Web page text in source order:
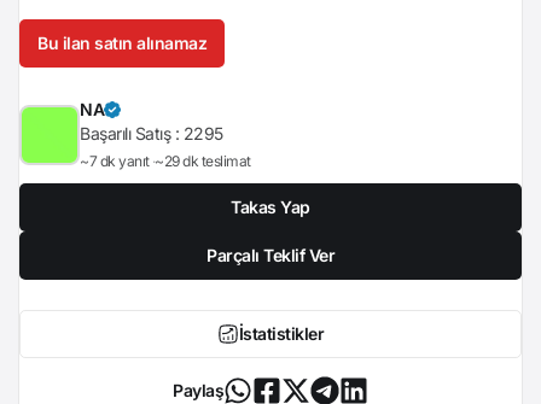
Bu ilan satın alınamaz
NA
Başarılı Satış : 2295
~7 dk yanıt ~29 dk teslimat
Takas Yap
Parçalı Teklif Ver
İstatistikler
Paylaş